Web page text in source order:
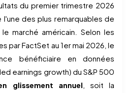
l'une des plus remarquables de
marché américain. Selon les
par FactSet au 1er mai 2026, le
bénéficiaire en données
earnings growth) du S&P 500
glissement annuel, soit la